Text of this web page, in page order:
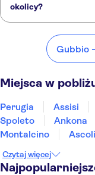
okolicy?
ciekawe miejsca, takie
Assisi
Gubbio
Miejsca w
Perugia Assisi
Spoleto
Ankona
Montalcino
Czytaj więcej